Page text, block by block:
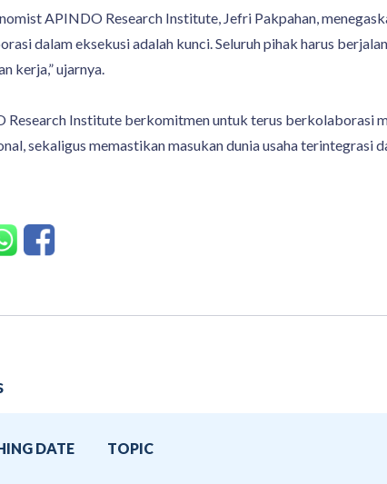
APINDO Research Institute, Jefri Pakpahan,
dalam eksekusi adalah kunci. Seluruh pihak harus
kerja,” ujarnya.
Research Institute berkomitmen untuk terus
sekaligus memastikan masukan dunia usaha
DATE TOPIC